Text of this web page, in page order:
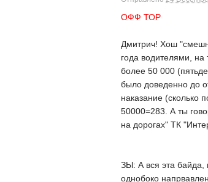
ОФФ ТОР
Дмитрич! Хош
года водителями,
более 50 000
было доведенно до
наказание (сколько
50000=283. А ты
на дорогах" ТК
ЗЫ: А вся эта байда,
однобоко